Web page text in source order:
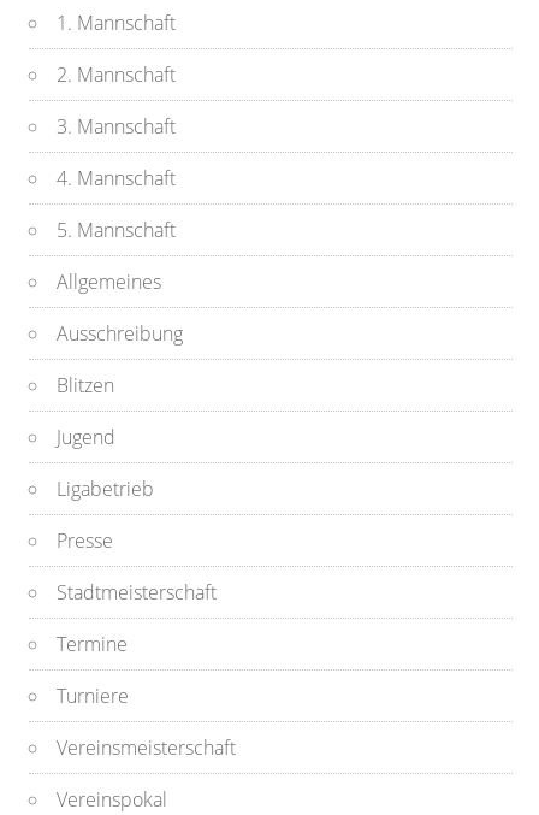
1. Mannschaft
2. Mannschaft
3. Mannschaft
4. Mannschaft
5. Mannschaft
Allgemeines
Ausschreibung
Blitzen
Jugend
Ligabetrieb
Presse
Stadtmeisterschaft
Termine
Turniere
Vereinsmeisterschaft
Vereinspokal